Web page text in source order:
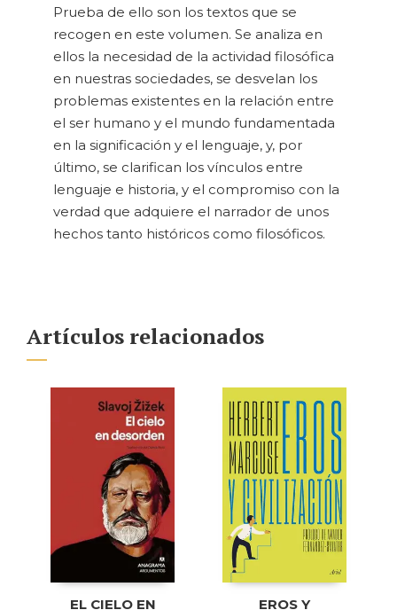
Prueba de ello son los textos que se
recogen en este volumen. Se analiza en
ellos la necesidad de la actividad filosófica
en nuestras sociedades, se desvelan los
problemas existentes en la relación entre
el ser humano y el mundo fundamentada
en la significación y el lenguaje, y, por
último, se clarifican los vínculos entre
lenguaje e historia, y el compromiso con la
verdad que adquiere el narrador de unos
hechos tanto históricos como filosóficos.
Artículos relacionados
EL CIELO EN EROS Y